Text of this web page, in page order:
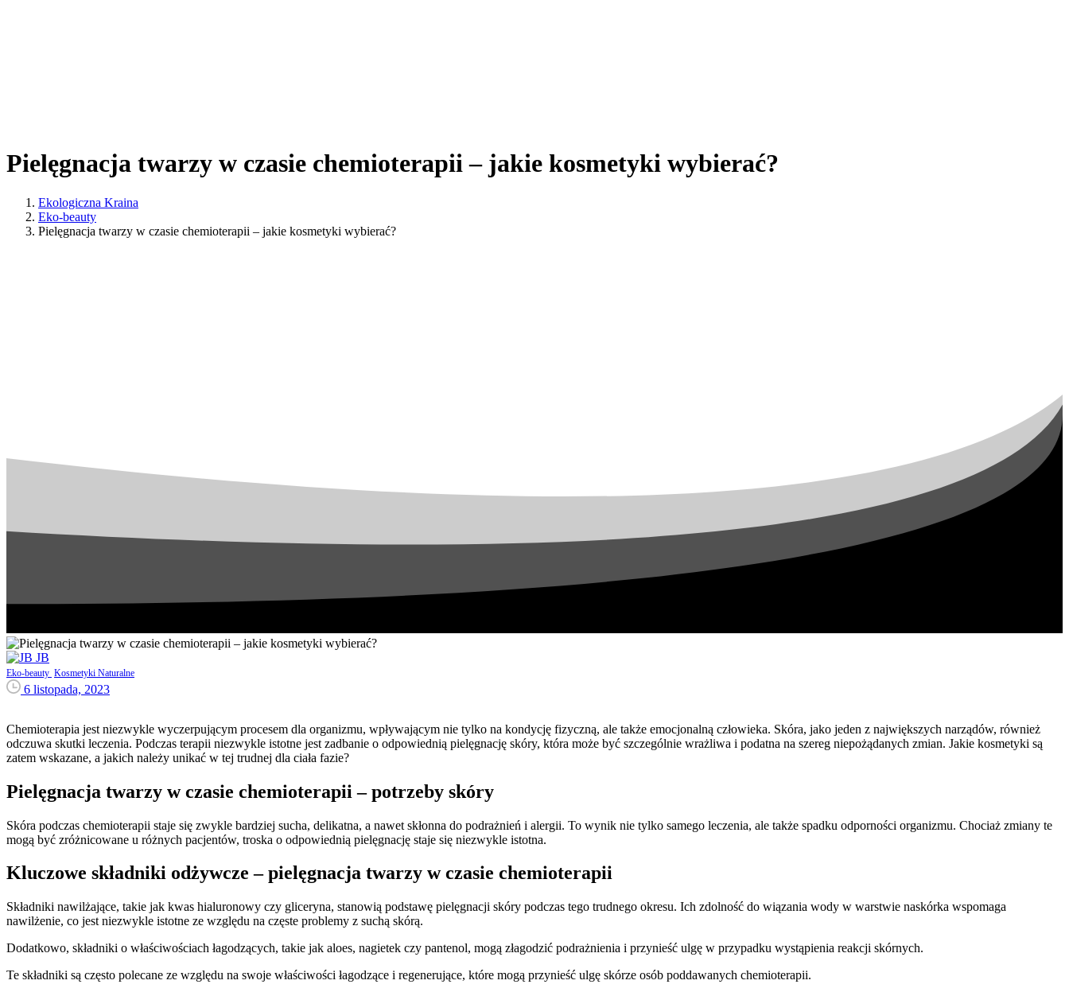
Pielęgnacja twarzy w czasie chemioterapii – jakie kosmetyki wybierać?
Ekologiczna Kraina
Eko-beauty
Pielęgnacja twarzy w czasie chemioterapii – jakie kosmetyki wybierać?
JB
Eko-beauty Kosmetyki Naturalne
6 listopada, 2023
Chemioterapia jest niezwykle wyczerpującym procesem dla organizmu, wpływającym nie tylko na kondycję fizyczną, ale także emocjonalną człowieka. Skóra, jako jeden z największych narządów, również
odczuwa skutki leczenia. Podczas terapii niezwykle istotne jest zadbanie o odpowiednią pielęgnację skóry, która może być szczególnie wrażliwa i podatna na szereg niepożądanych zmian. Jakie kosmetyki są
zatem wskazane, a jakich należy unikać w tej trudnej dla ciała fazie?
Pielęgnacja twarzy w czasie chemioterapii – potrzeby skóry
Skóra podczas chemioterapii staje się zwykle bardziej sucha, delikatna, a nawet skłonna do podrażnień i alergii. To wynik nie tylko samego leczenia, ale także spadku odporności organizmu. Chociaż zmiany te
mogą być zróżnicowane u różnych pacjentów, troska o odpowiednią pielęgnację staje się niezwykle istotna.
Kluczowe składniki odżywcze – pielęgnacja twarzy w czasie chemioterapii
Składniki nawilżające, takie jak kwas hialuronowy czy gliceryna, stanowią podstawę pielęgnacji skóry podczas tego trudnego okresu. Ich zdolność do wiązania wody w warstwie naskórka wspomaga
nawilżenie, co jest niezwykle istotne ze względu na częste problemy z suchą skórą.
Dodatkowo, składniki o właściwościach łagodzących, takie jak aloes, nagietek czy pantenol, mogą złagodzić podrażnienia i przynieść ulgę w przypadku wystąpienia reakcji skórnych.
Te składniki są często polecane ze względu na swoje właściwości łagodzące i regenerujące, które mogą przynieść ulgę skórze osób poddawanych chemioterapii.